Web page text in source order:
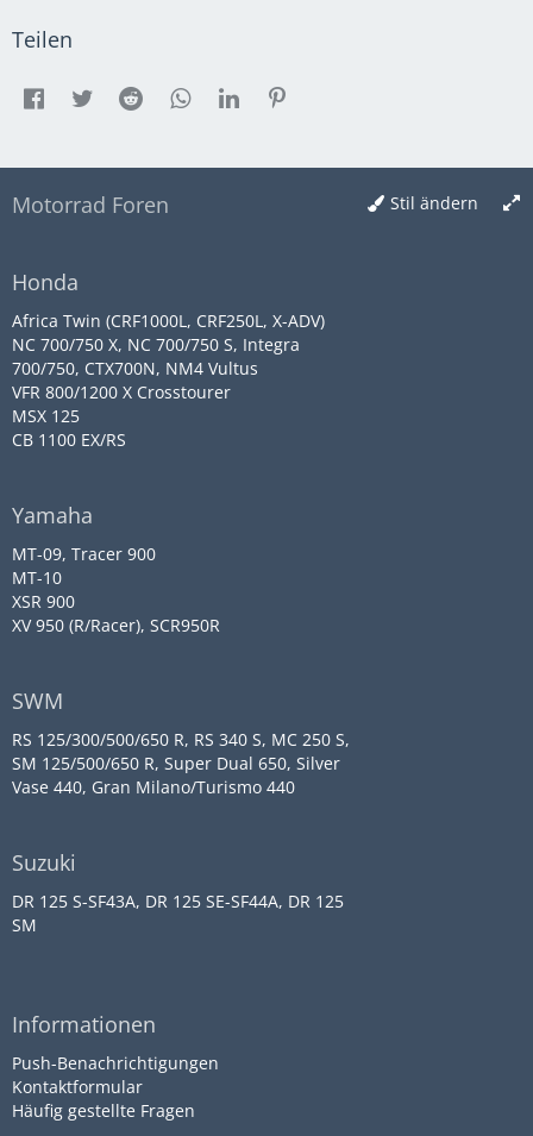
Teilen
Stil ändern
Motorrad Foren
Honda
Africa Twin (CRF1000L, CRF250L, X-ADV)
NC 700/750 X, NC 700/750 S, Integra
700/750, CTX700N, NM4 Vultus
VFR 800/1200 X Crosstourer
MSX 125
CB 1100 EX/RS
Yamaha
MT-09, Tracer 900
MT-10
XSR 900
XV 950 (R/Racer), SCR950R
SWM
RS 125/300/500/650 R, RS 340 S, MC 250 S,
SM 125/500/650 R, Super Dual 650, Silver
Vase 440, Gran Milano/Turismo 440
Suzuki
DR 125 S-SF43A, DR 125 SE-SF44A, DR 125
SM
Informationen
Push-Benachrichtigungen
Kontaktformular
Häufig gestellte Fragen